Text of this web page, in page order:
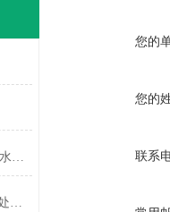
您的
您的
联系
PP小污水池常应用在环境保护和水资源管理方面
一体化污水处理设备常见的故障处理方法